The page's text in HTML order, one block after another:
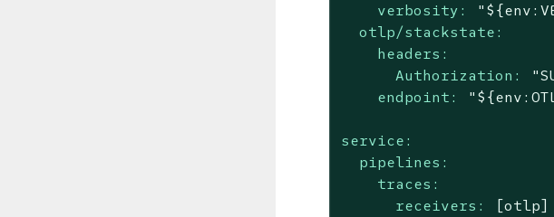
verbosity:
otlp/stackstate:
headers:
Authorization:
endpoint:
service:
pipelines:
traces:
receivers:
[otlp]